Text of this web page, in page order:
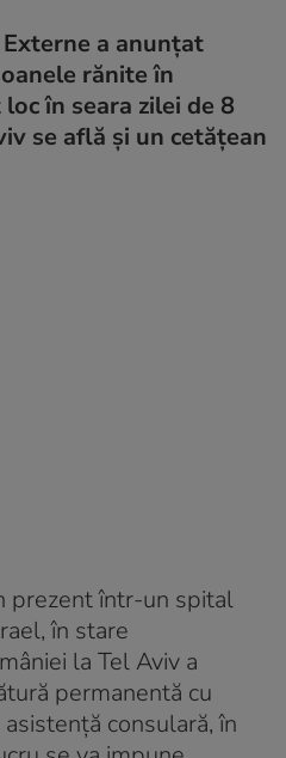
a anunțat
rănite în
în seara zilei de 8
se află și un cetăţean
prezent într-un spital
în stare
la Tel Aviv a
permanentă cu
consulară, în